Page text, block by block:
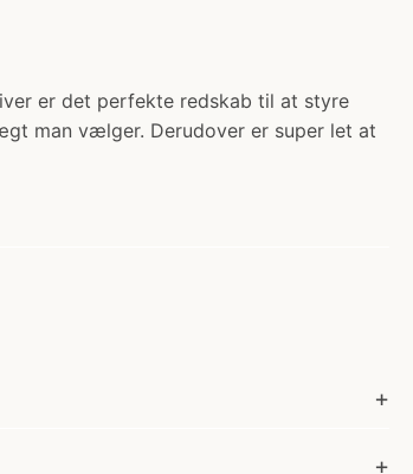
er det perfekte redskab til at styre
man vælger. Derudover er super let at